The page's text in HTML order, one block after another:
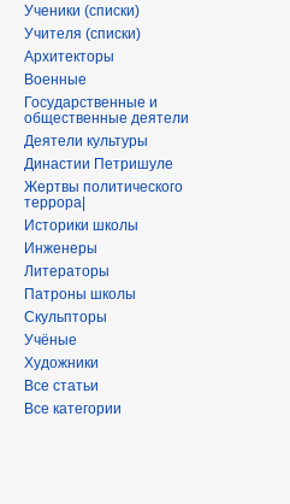
Ученики (списки)
Учителя (списки)
Архитекторы
Военные
Государственные и
общественные деятели
Деятели культуры
Династии Петришуле
Жертвы политического
террора|
Историки школы
Инженеры
Литераторы
Патроны школы
Скульпторы
Учёные
Художники
Все статьи
Все категории